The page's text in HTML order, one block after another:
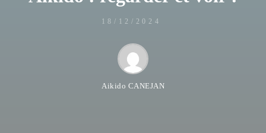
18/12/2024
Aikido CANEJAN